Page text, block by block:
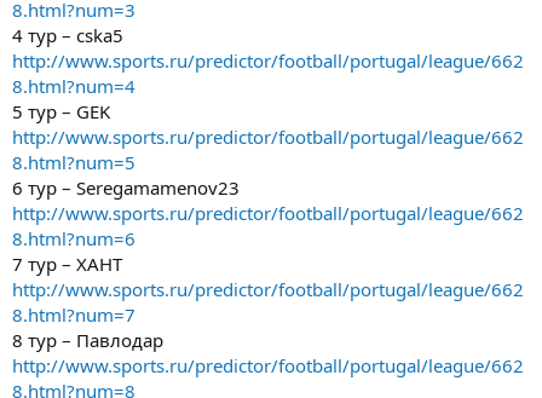
8.html?num=3
4 тур – cska5
http://www.sports.ru/predictor/football/portugal/league/662
8.html?num=4
5 тур – GEK
http://www.sports.ru/predictor/football/portugal/league/662
8.html?num=5
6 тур – Seregamamenov23
http://www.sports.ru/predictor/football/portugal/league/662
8.html?num=6
7 тур – ХАНТ
http://www.sports.ru/predictor/football/portugal/league/662
8.html?num=7
8 тур – Павлодар
http://www.sports.ru/predictor/football/portugal/league/662
8.html?num=8